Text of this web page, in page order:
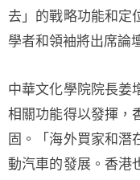
去」的戰略功能和定
學者和領袖將出席論
中華文化學院院長姜
相關功能得以發揮，
固。「海外買家和潛
動汽車的發展。香港